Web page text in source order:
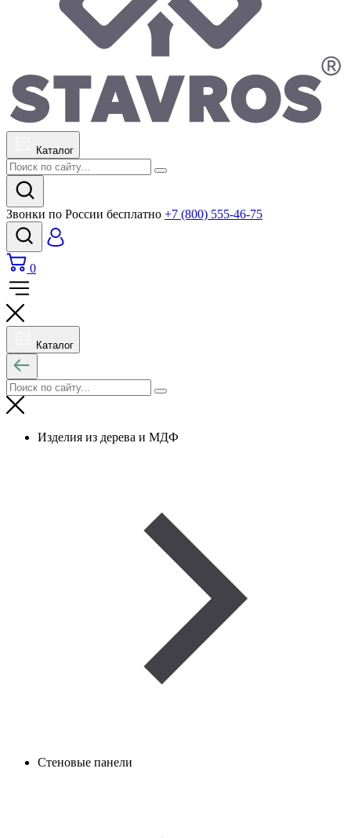
Каталог
Звонки по России бесплатно +7 (800) 555-46-75
0
Каталог
Изделия из дерева и МДФ
Стеновые панели